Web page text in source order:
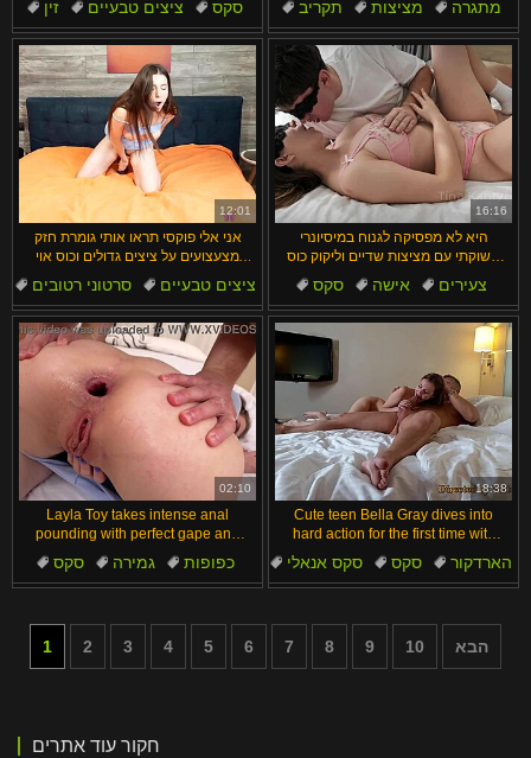
זין ציצים טבעיים
סקס
הארדקור
גרון עמוק
תקריב מציצות מתגרה
12:01
אני אלי פוקסי תראו אותי גומרת חזק
מצעצועים על ציצים גדולים וכוס אוי
אלוהיםסרטוני רטובים
ציצים טבעיים
סקס
אוננות סופטקור
16:16
היא לא מפסיקה לגנוח במיסיונרי
תשוקתי עם מציצות שדיים וליקוק כוס
סקס אישה
צעירים
תחתונים
בטן
02:10
Layla Toy takes intense anal
pounding with perfect gape and
rimming. Cum in mouth seals
VG273 action.
סקס גמירה
כפופות
חמוד
חור תחת
18:38
Cute teen Bella Gray dives into
hard action for the first time with
rough assfucking. Her small tits
bounce in close-up.סקס אנאלי סקס
הארדקור
צעירים
ציצים קטנים
1 2 3 4 5 6 7 8 9 10 הבא
חקור עוד אתרים